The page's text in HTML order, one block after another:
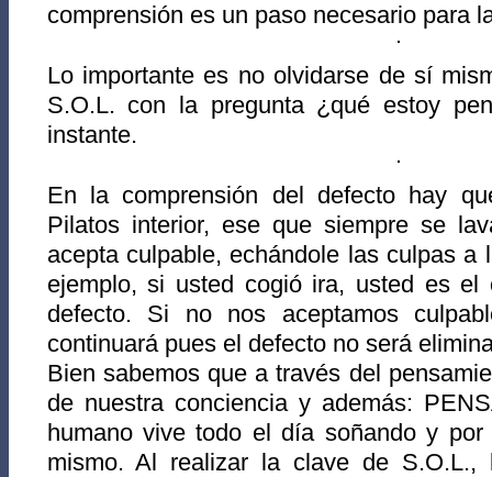
comprensión es un paso necesario para
Lo importante es no olvidarse de sí
S.O.L. con la pregunta ¿qué estoy
instante.
En la comprensión del defecto hay
Pilatos interior, ese que siempre se
acepta culpable, echándole las culpas a
ejemplo, si usted cogió ira, usted es
defecto. Si no nos aceptamos
continuará pues el defecto no será
Bien sabemos que a través del
de nuestra conciencia y además:
humano vive todo el día soñando y
mismo. Al realizar la clave de